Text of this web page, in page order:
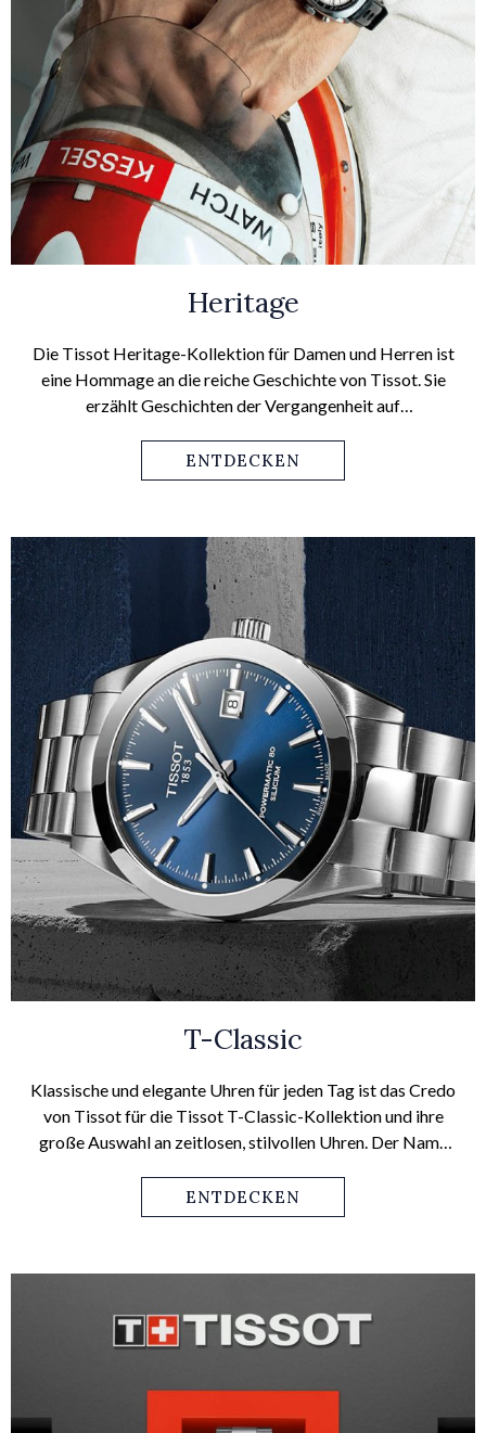
Heritage
Die Tissot Heritage-Kollektion für Damen und Herren ist
eine Hommage an die reiche Geschichte von Tissot. Sie
erzählt Geschichten der Vergangenheit auf
modernen Geschmack als auch faszinierte Sammler an.
ENTDECKEN
T-Classic
Klassische und elegante Uhren für jeden Tag ist das Credo
von Tissot für die Tissot T-Classic-Kollektion und ihre
große Auswahl an zeitlosen, stilvollen Uhren. Der Name
und für Ihn werden immer und bei jeder Gelegenheit
überzeugen – mit minimalistischem, klarem
die jedem Lebensstil, jedem Outfit und jedem Anlass
ENTDECKEN